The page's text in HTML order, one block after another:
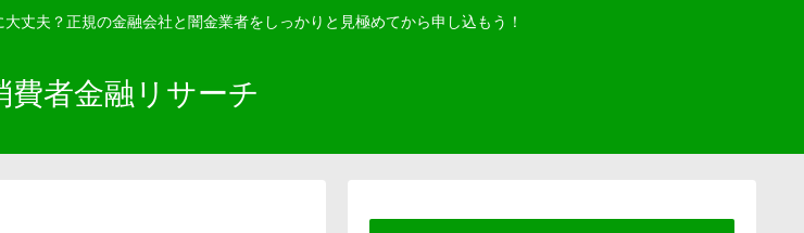
丈夫？正規の金融会社と闇金業者をしっかりと見極めてから申し込もう！
費者金融リサーチ